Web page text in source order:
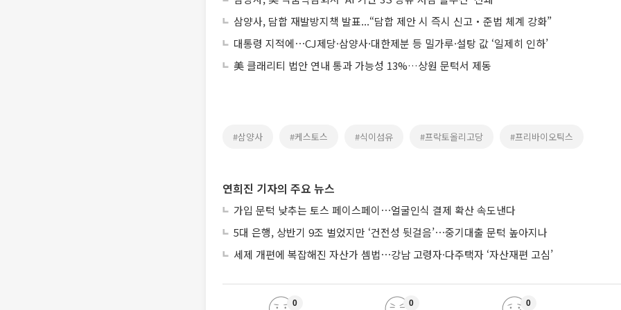
삼양사, 담합 재발방지책 발표...“담합 제안 시 즉시 신고‧준법 체계 강화”
대통령 지적에⋯CJ제당·삼양사·대한제분 등 밀가루·설탕 값 ‘일제히 인하’
美 클래리티 법안 연내 통과 가능성 13%…상원 문턱서 제동
#삼양사 #케스토스 #식이섬유 #프락토올리고당 #프리바이오틱스
연희진 기자의 주요 뉴스
가입 문턱 낮추는 토스 페이스페이⋯얼굴인식 결제 확산 속도낸다
5대 은행, 상반기 9조 벌었지만 ‘건전성 뒷걸음’⋯중기대출 문턱 높아지나
세제 개편에 복잡해진 자산가 셈법⋯강남 고령자·다주택자 ‘자산재편 고심’
0 0 0